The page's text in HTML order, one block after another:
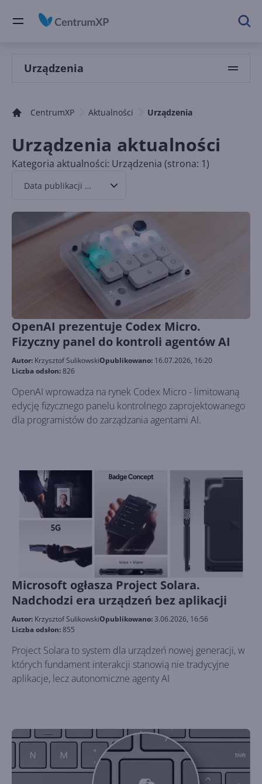
Urządzenia
CentrumXP Aktualności Urządzenia
Urządzenia aktualności
Kategoria aktualności: Urządzenia (strona: 1)
Data publikacji malejąco
OpenAI prezentuje Codex Micro.
Fizyczny panel do kontroli agentów AI
Autor: Krzysztof SulikowskiOpublikowano: 16.07.2026, 16:20
Liczba odsłon:826
OpenAI wprowadza na rynek Codex Micro - limitowaną
edycję fizycznego panelu kontrolnego zaprojektowanego
dla programistów do zarządzania agentami AI.
Microsoft ogłasza Project Solara.
Nadchodzi era urządzeń bez aplikacji
Autor: Krzysztof SulikowskiOpublikowano:3.06.2026, 16:56
Liczba odsłon:855
Project Solara to system dla urządzeń nowej generacji, w
których fundament interakcji stanowią nie tradycyjne
aplikacje, lecz autonomiczne agenty AI